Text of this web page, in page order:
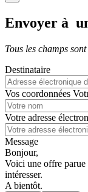
Envoyer à
Tous les champs
Destinataire
Vos coordonnées
Votre adresse
Message
Bonjour,
Voici une offre parue
intéresser.
A bientôt.